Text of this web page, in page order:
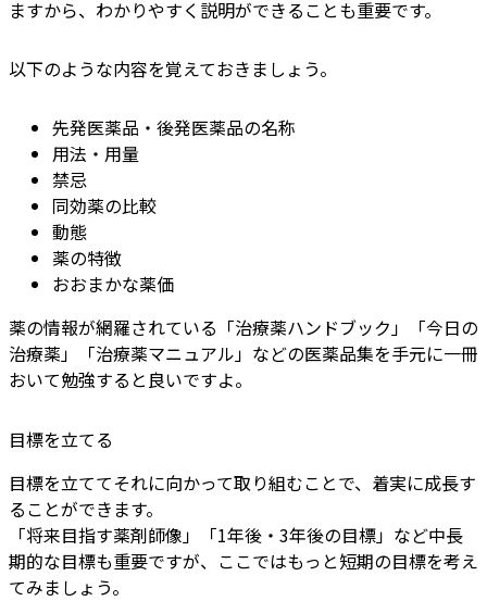
ますから、わかりやすく説明ができることも重要です。
以下のような内容を覚えておきましょう。
先発医薬品・後発医薬品の名称
用法・用量
禁忌
同効薬の比較
動態
薬の特徴
おおまかな薬価
薬の情報が網羅されている「治療薬ハンドブック」「今日の
治療薬」「治療薬マニュアル」などの医薬品集を手元に一冊
おいて勉強すると良いですよ。
目標を立てる
目標を立ててそれに向かって取り組むことで、着実に成長す
ることができます。
「将来目指す薬剤師像」「1年後・3年後の目標」など中長
期的な目標も重要ですが、ここではもっと短期の目標を考え
てみましょう。